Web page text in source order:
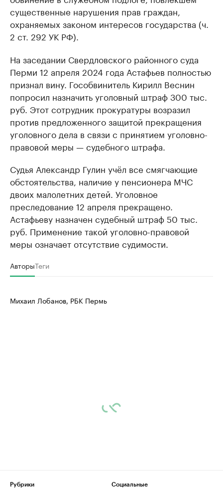
существенные нарушения прав граждан,
охраняемых законом интересов государства (ч.
2 ст. 292 УК РФ).
На заседании Свердловского районного суда
Перми 12 апреля 2024 года Астафьев полностью
признал вину. Гособвинитель Кирилл Веснин
попросил назначить уголовный штраф 300 тыс.
руб. Этот сотрудник прокуратуры возразил
против предложенного защитой прекращения
уголовного дела в связи с принятием уголовно-
правовой меры — судебного штрафа.
Судья Александр Гулин учёл все смягчающие
обстоятельства, наличие у пенсионера МЧС
двоих малолетних детей. Уголовное
преследование 12 апреля прекращено.
Астафьеву назначен судебный штраф 50 тыс.
руб. Применение такой уголовно-правовой
меры означает отсутствие судимости.
АвторыТеги
Михаил Лобанов, РБК Пермь
Рубрики
Социальные